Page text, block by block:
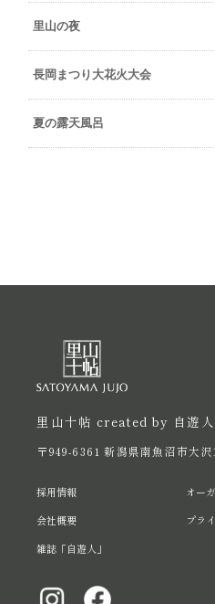
里山の夜
長岡まつり大花火大会
夏の露天風呂
里山十帖 created by 自遊人
〒949-6361 新潟県南魚沼市大沢
採用情報
会社概要
雑誌「自遊人」
オー
プラ